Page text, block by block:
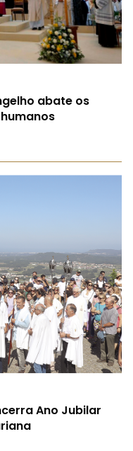
abate os
Ano Jubilar